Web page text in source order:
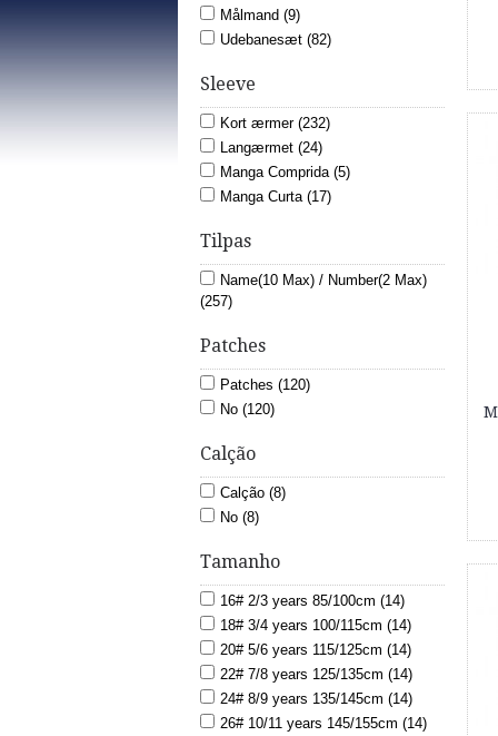
Målmand (9)
Udebanesæt (82)
Sleeve
Kort ærmer (232)
Langærmet (24)
Manga Comprida (5)
Manga Curta (17)
Tilpas
Name(10 Max) / Number(2 Max)
(257)
Patches
Patches (120)
No (120)
Calção
Calção (8)
No (8)
Tamanho
16# 2/3 years 85/100cm (14)
18# 3/4 years 100/115cm (14)
20# 5/6 years 115/125cm (14)
22# 7/8 years 125/135cm (14)
24# 8/9 years 135/145cm (14)
26# 10/11 years 145/155cm (14)